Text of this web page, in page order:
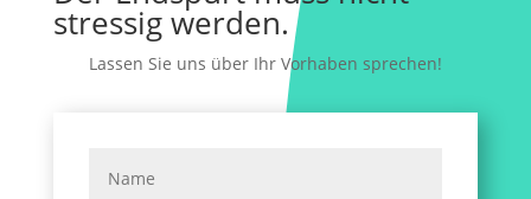
stressig werden.
Lassen Sie uns über Ihr Vorhaben sprechen!